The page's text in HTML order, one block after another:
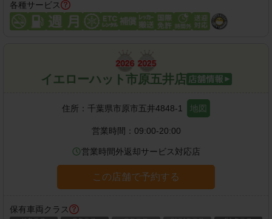
各種サービス
イエローハット市原五井店
住所： 千葉県市原市五井4848-1 地図
営業時間： 09:00-20:00
営業時間外返却サービス対応店
この店舗で予約する
保有車両クラス